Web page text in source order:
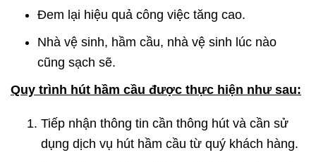
Đem lại hiệu quả công việc tăng cao.
Nhà vệ sinh, hầm cầu, nhà vệ sinh lúc nào
cũng sạch sẽ.
Quy trình hút hầm cầu được thực hiện như sau:
Tiếp nhận thông tin cần thông hút và cần sử
dụng dịch vụ hút hầm cầu từ quý khách hàng.